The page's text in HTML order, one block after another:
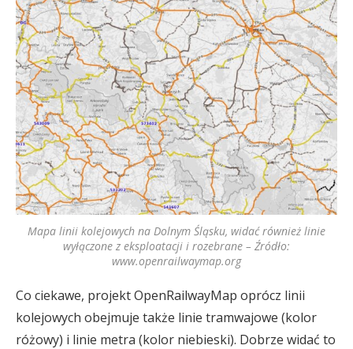
Mapa linii kolejowych na Dolnym Śląsku, widać również linie
wyłączone z eksploatacji i rozebrane – Źródło:
www.openrailwaymap.org
Co ciekawe, projekt OpenRailwayMap oprócz linii
kolejowych obejmuje także linie tramwajowe (kolor
różowy) i linie metra (kolor niebieski). Dobrze widać to